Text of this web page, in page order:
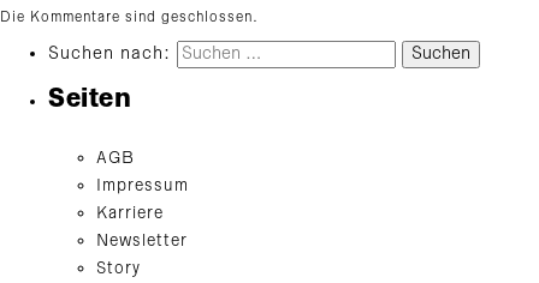
Die Kommentare sind geschlossen.
Suchen nach:
Seiten
AGB
Impressum
Karriere
Newsletter
Story